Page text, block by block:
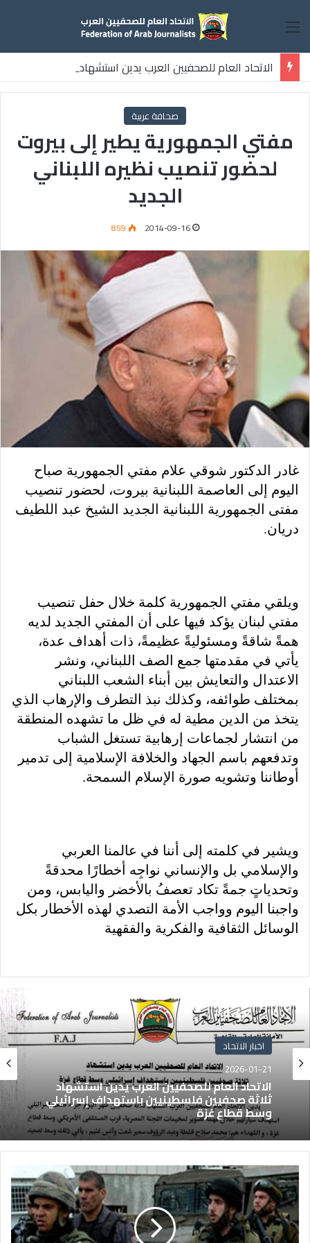
القائمة
الاتحاد العام للصحفيين العرب يدين استشهاد
ثلاثة صحفيين فلسطينيين باستهداف إسرائيلي وسط قطاع غزة
صحافة عربية
مفتي الجمهورية يطير إلى بيروت
لحضور تنصيب نظيره اللبناني
الجديد‎
2014-09-16
859
غادر الدكتور شوقي علام مفتي الجمهورية صباح
اليوم إلى العاصمة اللبنانية بيروت، لحضور تنصيب
مفتى الجمهورية اللبنانية الجديد الشيخ عبد اللطيف
دريان.
ويلقي مفتي الجمهورية كلمة خلال حفل تنصيب
مفتي لبنان يؤكد فيها على أن المفتي الجديد لديه
همةً شاقةً ومسئوليةً عظيمةً، ذات أهداف عدة،
يأتي في مقدمتها جمع الصف اللبناني، ونشر
الاعتدال والتعايش بين أبناء الشعب اللبناني
بمختلف طوائفه، وكذلك نبذ التطرف والإرهاب الذي
يتخذ من الدين مطية له في ظل ما تشهده المنطقة
من انتشار لجماعات إرهابية تستغل الشباب
وتدفعهم باسم الجهاد والخلافة الإسلامية إلى تدمير
أوطاننا وتشويه صورة الإسلام السمحة.
ويشير في كلمته إلى أننا في عالمنا العربي
والإسلامي بل والإنساني نواجِه أخطارًا محدقةً
وتحدياتٍ جمةً تكاد تعصفُ بالأخضر واليابس، ومن
واجبنا اليوم وواجب الأمة التصدي لهذه الأخطار بكل
الوسائل الثقافية والفكرية والفقهية
اخبار الاتحاد
2026-01-21
الاتحاد العام للصحفيين العرب يدين استشهاد
ثلاثة صحفيين فلسطينيين باستهداف إسرائيلي
وسط قطاع غزة